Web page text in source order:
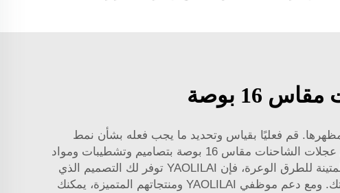
16 بوصة
وتحسين مظهرها. قم فعليًا بقياس وتحديد ما يجب فعله بشأن نمط
المسامير، والانحراف (offset) والمسافة الخلفية (backspacing) عند اختيار العجلة. تقدم Yaolilai العديد من أنواع عجلات الشاحنات مقاس 16 بوصة بتصاميم وتشطيبات ومواد
مختلفة، لذا ستجد العجلات المثالية لشاحنتك. سواء كنت من محبي التصاميم الأنيقة الحديثة أو التصاميم القوية المتينة للطرق الوعرة، فإن YAOLILAI توفر لك التصميم الذي
يناسبك. ولا تنسَ أخذ المتانة والوزن بعين الاعتبار عند اختيار العجلات، لأن هذه العوامل تؤثر أيضًا على أداء شاحنتك. ومع دعم موظفي YAOLILAI ومنتجاتهم المتميزة، يمكنك